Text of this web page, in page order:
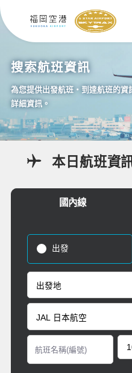
搜索航班資訊
為您提供出發航班・到達航班的
詳細資訊。
本日航班資
國內線
出發